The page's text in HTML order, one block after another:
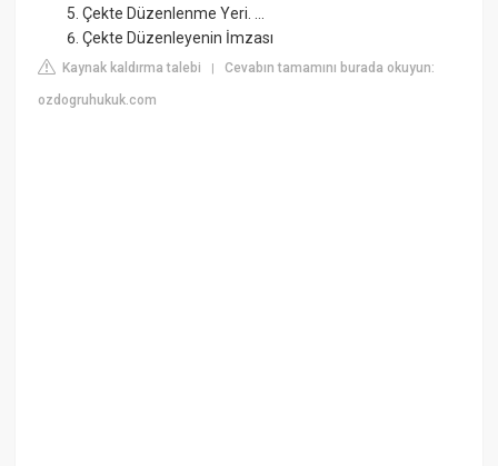
Çekte Düzenlenme Yeri. ...
Çekte Düzenleyenin İmzası
Kaynak kaldırma talebi |Cevabın tamamını burada okuyun:
ozdogruhukuk.com